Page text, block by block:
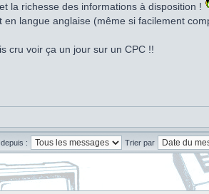
la richesse des informations à disposition !
langue anglaise (même si facilement
cru voir ça un jour sur un CPC !!
: Trier par